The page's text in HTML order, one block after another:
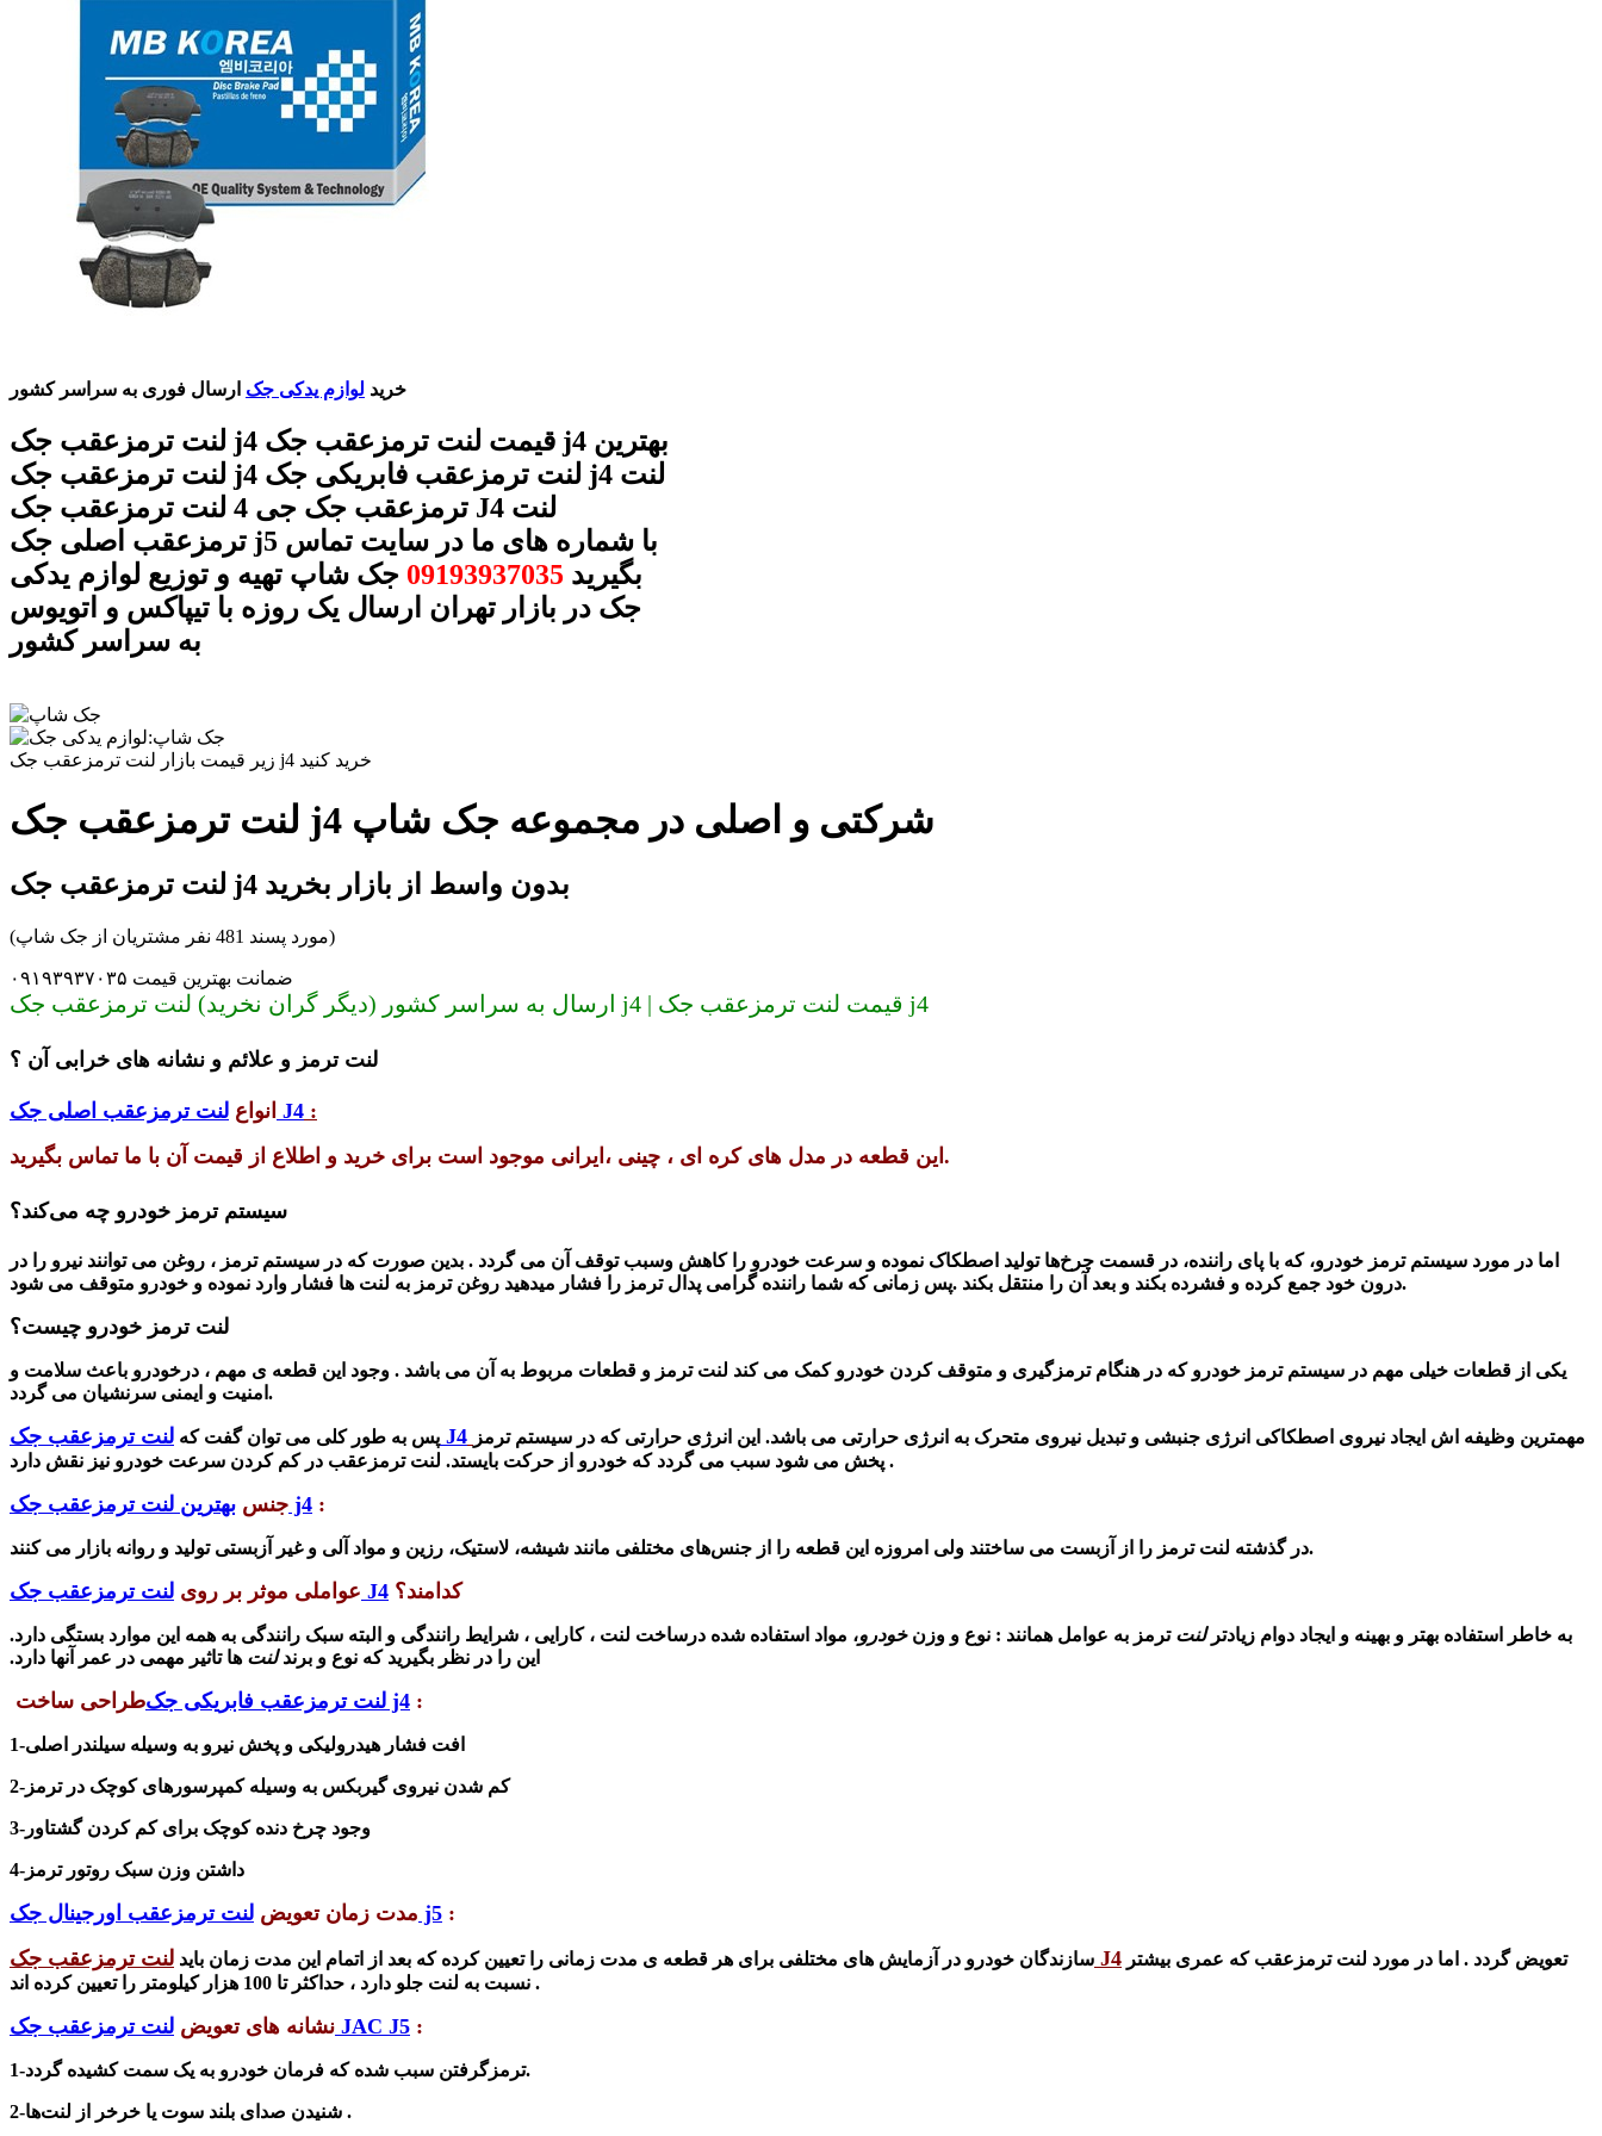
خرید لوازم یدکی جک ارسال فوری به سراسر کشور
لنت ترمزعقب جک j4 قیمت لنت ترمزعقب جک j4 بهترین
لنت ترمزعقب جک j4 لنت ترمزعقب فابریکی جک j4 لنت
ترمزعقب جک جی 4 لنت ترمزعقب جک J4 لنت
ترمزعقب اصلی جک j5 با شماره های ما در سایت تماس
بگیرید 09193937035 جک شاپ تهیه و توزیع لوازم یدکی
جک در بازار تهران ارسال یک روزه با تیپاکس و اتویوس
به سراسر کشور
زیر قیمت بازار لنت ترمزعقب جک j4 خرید کنید
لنت ترمزعقب جک j4 شرکتی و اصلی در مجموعه جک شاپ
لنت ترمزعقب جک j4 بدون واسط از بازار بخرید
(مورد پسند 481 نفر مشتریان از جک شاپ)
ضمانت بهترین قیمت ۰۹۱۹۳۹۳۷۰۳۵
ارسال به سراسر کشور (دیگر گران نخرید) لنت ترمزعقب جک j4 | قیمت لنت ترمزعقب جک j4
لنت ترمز و علائم و نشانه های خرابی آن ؟
انواع لنت ترمزعقب اصلی جک J4 :
این قطعه در مدل های کره ای ، چینی ،ایرانی موجود است برای خرید و اطلاع از قیمت آن با ما تماس بگیرید.
سیستم ترمز خودرو چه می‌کند؟
اما در مورد سیستم ترمز خودرو، که با پای راننده، در قسمت چرخ‌ها تولید اصطکاک نموده و سرعت خودرو را کاهش وسبب توقف آن می گردد . بدین صورت که در سیستم ترمز ، روغن می توانند نیرو را در
درون خود جمع کرده و فشرده بکند و بعد آن را منتقل بکند .پس زمانی که شما راننده گرامی پدال ترمز را فشار میدهید روغن ترمز به لنت ها فشار وارد نموده و خودرو متوقف می شود.
لنت ترمز خودرو چیست؟
یکی از قطعات خیلی مهم در سیستم ترمز خودرو که در هنگام ترمزگیری و متوقف کردن خودرو کمک می کند لنت ترمز و قطعات مربوط به آن می باشد . وجود این قطعه ی مهم ، درخودرو باعث سلامت و
امنیت و ایمنی سرنشیان می گردد.
پس به طور کلی می توان گفت که لنت ترمزعقب جک J4 مهمترین وظیفه اش ایجاد نیروی اصطکاکی انرژی جنبشی و تبدیل نیروی متحرک به انرژی حرارتی می باشد. این انرژی حرارتی که در سیستم ترمز
پخش می شود سبب می گردد که خودرو از حرکت بایستد. لنت ترمزعقب در کم کردن سرعت خودرو نیز نقش دارد .
جنس بهترین لنت ترمزعقب جک j4 :
در گذشته لنت ترمز را از آزبست می ساختند ولی امروزه این قطعه را از جنس‌های مختلفی مانند شیشه، لاستیک، رزین و مواد آلی و غیر آزبستی تولید و روانه بازار می کنند.
عواملی موثر بر روی لنت ترمزعقب جک J4 کدامند؟
به خاطر استفاده بهتر و بهینه و ایجاد دوام زیادترلنت ترمز به عوامل همانند : نوع و وزنخودرو، مواد استفاده شده درساخت لنت ، کارایی ، شرایط رانندگی و البته سبک رانندگی به همه این موارد بستگی دارد.
این را در نظر بگیرید که نوع و برندلنت ها تاثیر مهمی در عمر آنها دارد.
طراحی ساخت لنت ترمزعقب فابریکی جک j4 :
1-افت فشار هیدرولیکی و پخش نیرو به وسیله سیلندر اصلی
2-کم شدن نیروی گیربکس به وسیله کمپرسورهای کوچک در ترمز
3-وجود چرخ دنده کوچک برای کم کردن گشتاور
4-داشتن وزن سبک روتور ترمز
مدت زمان تعویض لنت ترمزعقب اورجینال جک j5 :
سازندگان خودرو در آزمایش های مختلفی برای هر قطعه ی مدت زمانی را تعیین کرده که بعد از اتمام این مدت زمان باید لنت ترمزعقب جک J4
نسبت به لنت جلو دارد ، حداکثر تا 100 هزار کیلومتر را تعیین کرده اند .
نشانه های تعویض لنت ترمزعقب جک JAC J5 :
1-ترمزگرفتن سبب شده که فرمان خودرو به یک سمت کشیده گردد.
2-شنیدن صدای بلند سوت یا خرخر از لنت‌ها .